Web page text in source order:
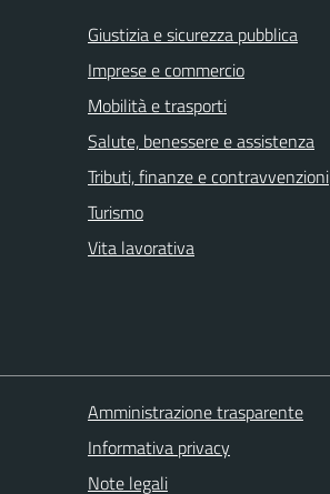
Giustizia e sicurezza pubblica
Imprese e commercio
Mobilità e trasporti
Salute, benessere e assistenza
Tributi, finanze e contravvenzioni
Turismo
Vita lavorativa
Amministrazione trasparente
Informativa privacy
Note legali